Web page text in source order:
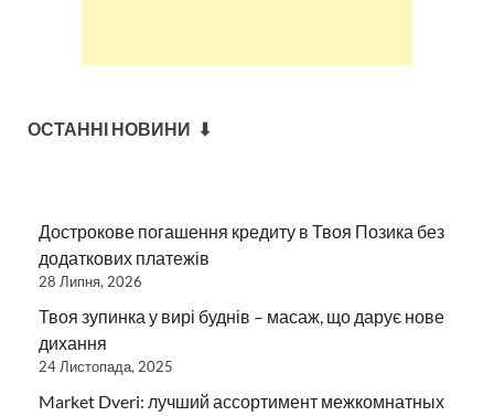
ОСТАННІ НОВИНИ ⬇
Дострокове погашення кредиту в Твоя Позика без
додаткових платежів
28 Липня, 2026
Твоя зупинка у вирі буднів – масаж, що дарує нове
дихання
24 Листопада, 2025
Market Dveri: лучший ассортимент межкомнатных